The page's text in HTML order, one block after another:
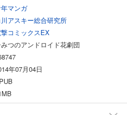
マンガ
アスキー総合研究所
コミックスEX
つのアンドロイド花劇団
年07月04日